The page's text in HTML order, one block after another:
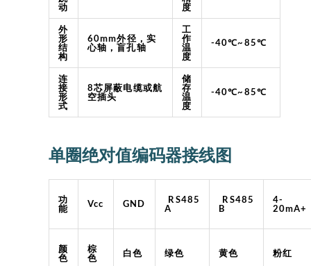
动
度
外
形
结
构
60mm外径，实
心轴，盲孔轴
工
作
温
度
-40℃~85℃
连
接
形
式
8芯屏蔽电缆或航
空插头
储
存
温
度
-40℃~85℃
单圈绝对值编码器接线图
功
能
Vcc GND
RS485
A
RS485
B
4-
20mA+
颜
色
棕
色
白色 绿色 黄色 粉红